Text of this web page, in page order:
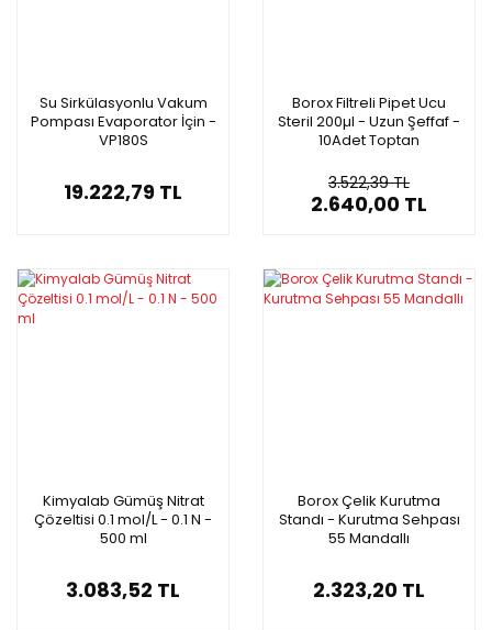
Su Sirkülasyonlu Vakum
Pompası Evaporator İçin -
VP180S
19.222,79 TL
Borox Filtreli Pipet Ucu
Steril 200µl - Uzun Şeffaf -
10Adet Toptan
3.522,39 TL
2.640,00 TL
Kimyalab Gümüş Nitrat
Çözeltisi 0.1 mol/L - 0.1 N -
500 ml
3.083,52 TL
Borox Çelik Kurutma
Standı - Kurutma Sehpası
55 Mandallı
2.323,20 TL